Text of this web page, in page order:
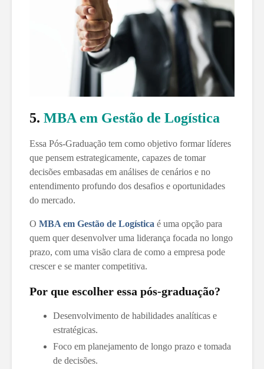
5. MBA em Gestão de Logística
Essa Pós-Graduação tem como objetivo formar líderes
que pensem estrategicamente, capazes de tomar
decisões embasadas em análises de cenários e no
entendimento profundo dos desafios e oportunidades
do mercado.
O MBA em Gestão de Logística é uma opção para
quem quer desenvolver uma liderança focada no longo
prazo, com uma visão clara de como a empresa pode
crescer e se manter competitiva.
Por que escolher essa pós-graduação?
Desenvolvimento de habilidades analíticas e
estratégicas.
Foco em planejamento de longo prazo e tomada
de decisões.